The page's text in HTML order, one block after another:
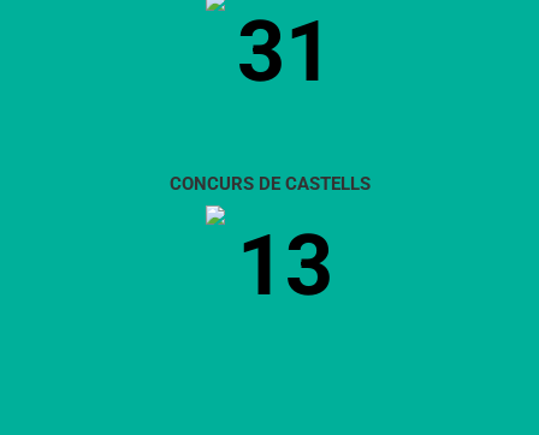
31
CONCURS DE CASTELLS
13